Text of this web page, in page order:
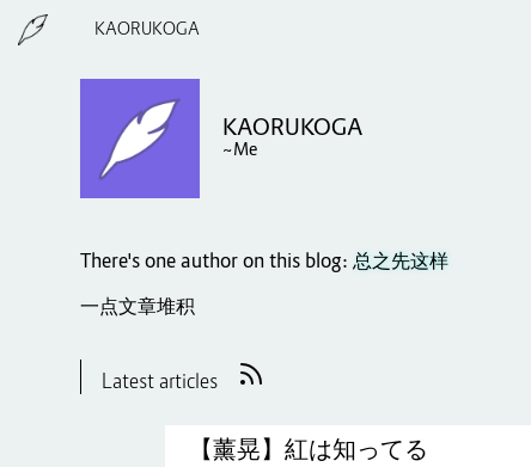
KAORUKOGA
KAORUKOGA
~Me
There's one author on this blog:总之先这样
一点文章堆积
Latest articles
【薰晃】紅は知ってる